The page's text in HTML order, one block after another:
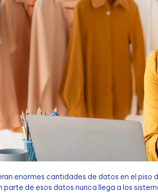
enormes cantidades de datos en el piso
parte de esos datos nunca llega a los